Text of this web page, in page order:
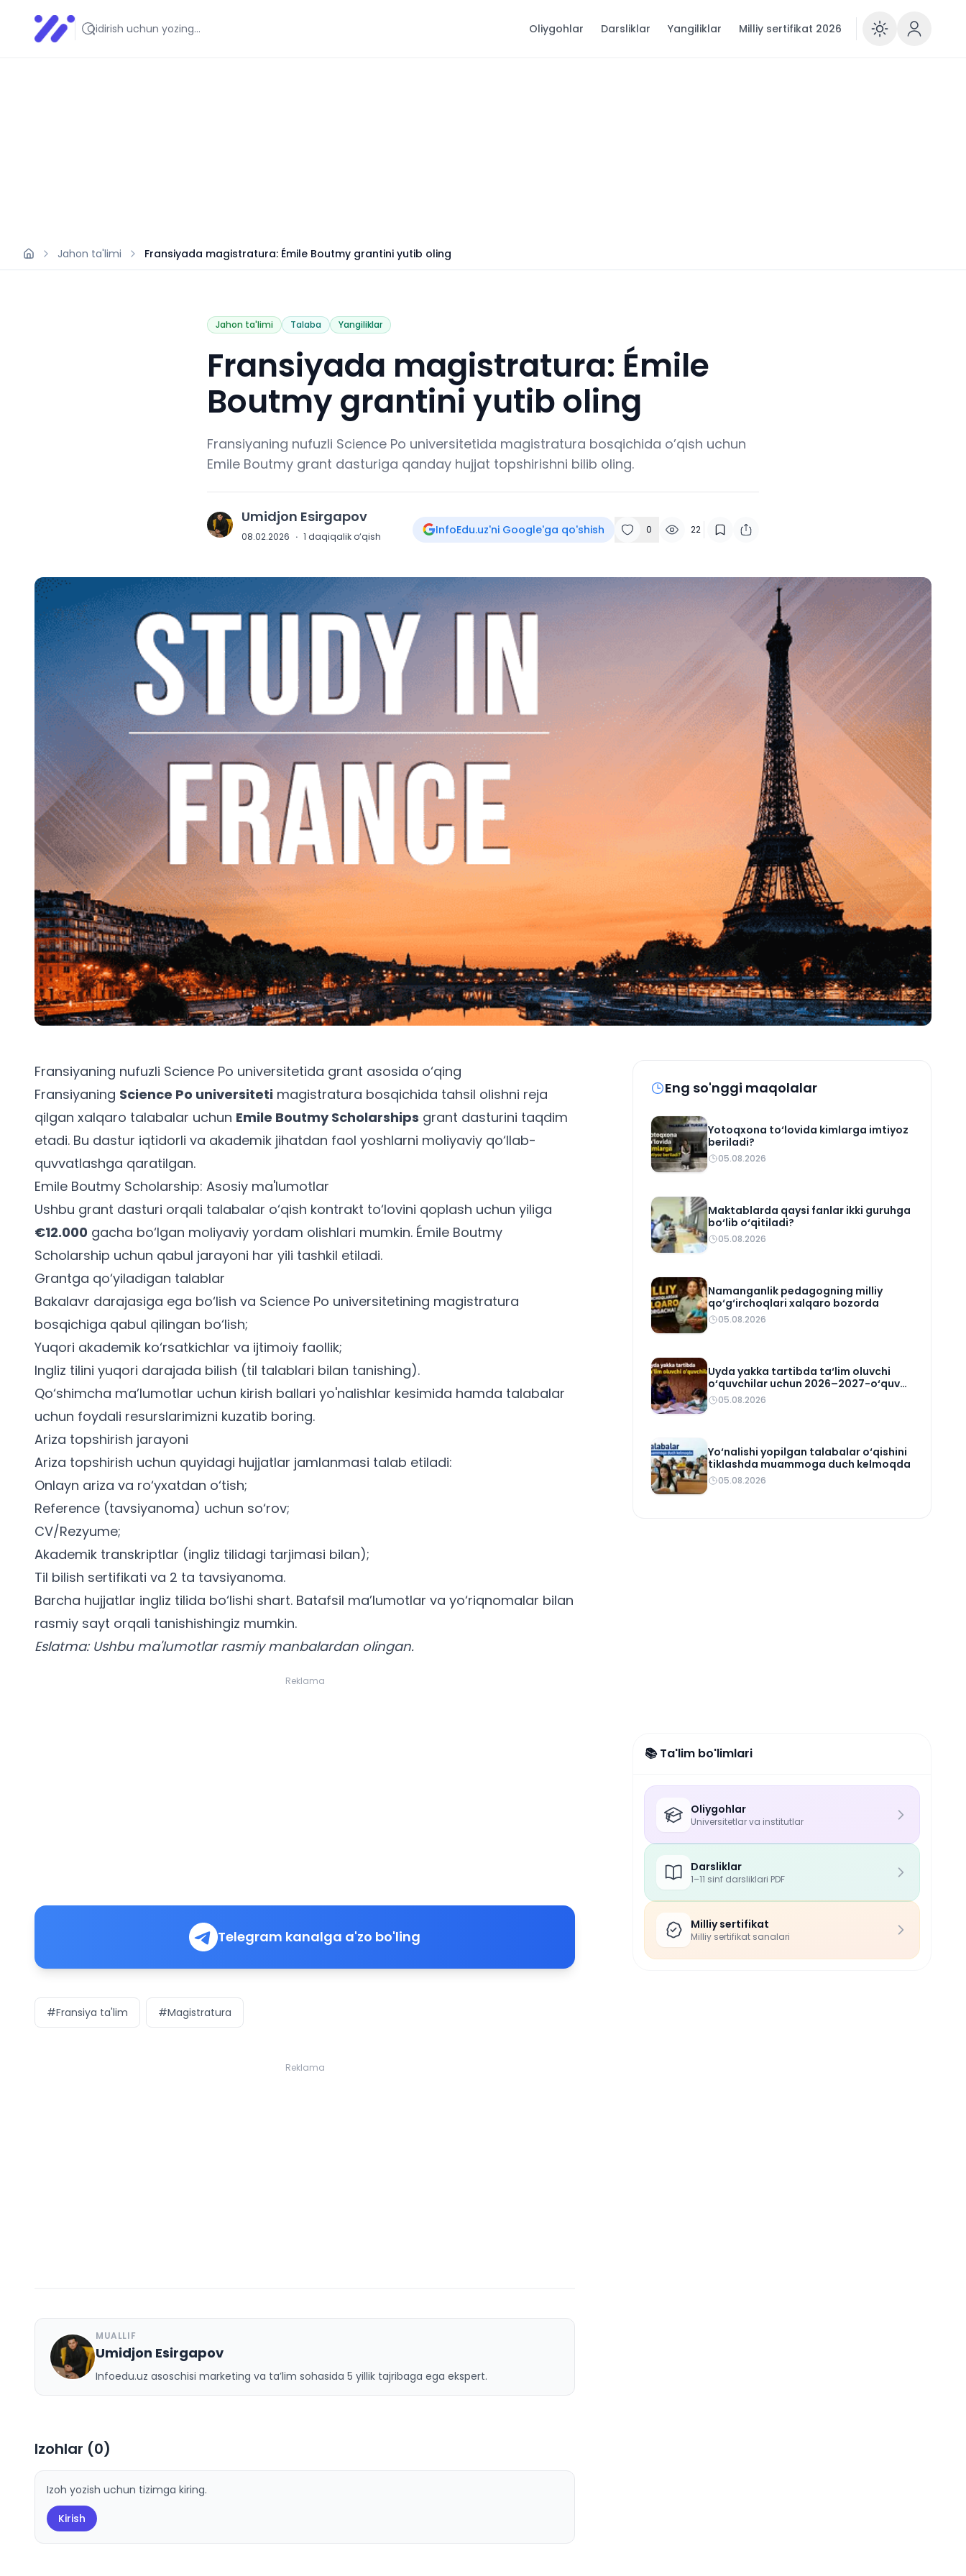
Infoedu
Ta&#039;lim xabarlari va yangiliklari Oliygohlar Darsliklar Yangiliklar Milliy sertifikat 2026
Jahon ta'limi Fransiyada magistratura: Émile Boutmy grantini yutib oling
Jahon ta'limi Talaba Yangiliklar
Fransiyada magistratura: Émile
Boutmy grantini yutib oling
Fransiyaning nufuzli Science Po universitetida magistratura bosqichida o’qish uchun
Emile Boutmy grant dasturiga qanday hujjat topshirishni bilib oling.
U Umidjon Esirgapov
08.02.2026 · 1 daqiqalik o‘qish InfoEdu.uz'ni Google'ga qo'shish 0 22
Fransiyaning nufuzli Science Po universitetida grant asosida o‘qing
Fransiyaning Science Po universiteti magistratura bosqichida tahsil olishni reja
qilgan xalqaro talabalar uchun Emile Boutmy Scholarships grant dasturini taqdim
etadi. Bu dastur iqtidorli va akademik jihatdan faol yoshlarni moliyaviy qo‘llab-
quvvatlashga qaratilgan.
Emile Boutmy Scholarship: Asosiy ma'lumotlar
Ushbu grant dasturi orqali talabalar o‘qish kontrakt to‘lovini qoplash uchun yiliga
€12.000 gacha bo‘lgan moliyaviy yordam olishlari mumkin. Émile Boutmy
Scholarship uchun qabul jarayoni har yili tashkil etiladi.
Grantga qo‘yiladigan talablar
Bakalavr darajasiga ega bo‘lish va Science Po universitetining magistratura
bosqichiga qabul qilingan bo‘lish;
Yuqori akademik ko‘rsatkichlar va ijtimoiy faollik;
Ingliz tilini yuqori darajada bilish (til talablari bilan tanishing).
Qo‘shimcha ma’lumotlar uchun kirish ballari yo'nalishlar kesimida hamda talabalar
uchun foydali resurslarimizni kuzatib boring.
Ariza topshirish jarayoni
Ariza topshirish uchun quyidagi hujjatlar jamlanmasi talab etiladi:
Onlayn ariza va ro‘yxatdan o‘tish;
Reference (tavsiyanoma) uchun so‘rov;
CV/Rezyume;
Akademik transkriptlar (ingliz tilidagi tarjimasi bilan);
Til bilish sertifikati va 2 ta tavsiyanoma.
Barcha hujjatlar ingliz tilida bo‘lishi shart. Batafsil ma’lumotlar va yo‘riqnomalar bilan
rasmiy sayt orqali tanishishingiz mumkin.
Eslatma: Ushbu ma'lumotlar rasmiy manbalardan olingan.
Reklama
Telegram kanalga a'zo bo'ling
#Fransiya ta'lim #Magistratura
Reklama
U
MUALLIF
Umidjon Esirgapov
Infoedu.uz asoschisi marketing va ta’lim sohasida 5 yillik tajribaga ega ekspert.
Izohlar (0)
Izoh yozish uchun tizimga kiring.
Kirish
Eng so'nggi maqolalar
Yotoqxona to‘lovida kimlarga imtiyoz
beriladi?
05.08.2026
Maktablarda qaysi fanlar ikki guruhga
bo‘lib o‘qitiladi?
05.08.2026
Namanganlik pedagogning milliy
qo‘g‘irchoqlari xalqaro bozorda
05.08.2026
Uyda yakka tartibda ta‘lim oluvchi
o‘quvchilar uchun 2026–2027-o‘quv
rejasi tasdiqlandi
05.08.2026
Yo‘nalishi yopilgan talabalar o‘qishini
tiklashda muammoga duch kelmoqda
05.08.2026
📚 Ta'lim bo'limlari
Oliygohlar
Universitetlar va institutlar
Darsliklar
1–11 sinf darsliklari PDF
Milliy sertifikat
Milliy sertifikat sanalari